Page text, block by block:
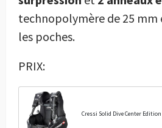
technopolymère de 25 mm
les poches.
PRIX:
Cressi Solid Dive Center